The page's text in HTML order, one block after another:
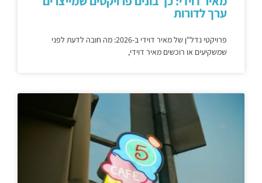
ערך לדורות
פרויקטי נדל"ן של מאיר דוידי ב-2026: מה חובה לדעת לפני
שמשקיעים או רוכשים מאיר דוידי,